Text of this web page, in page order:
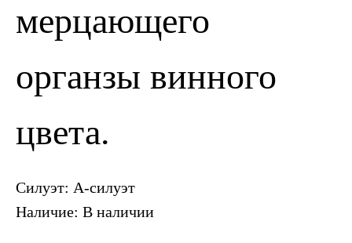
мерцающего
органзы винного
цвета.
Силуэт: А-силуэт
Наличие: В наличии